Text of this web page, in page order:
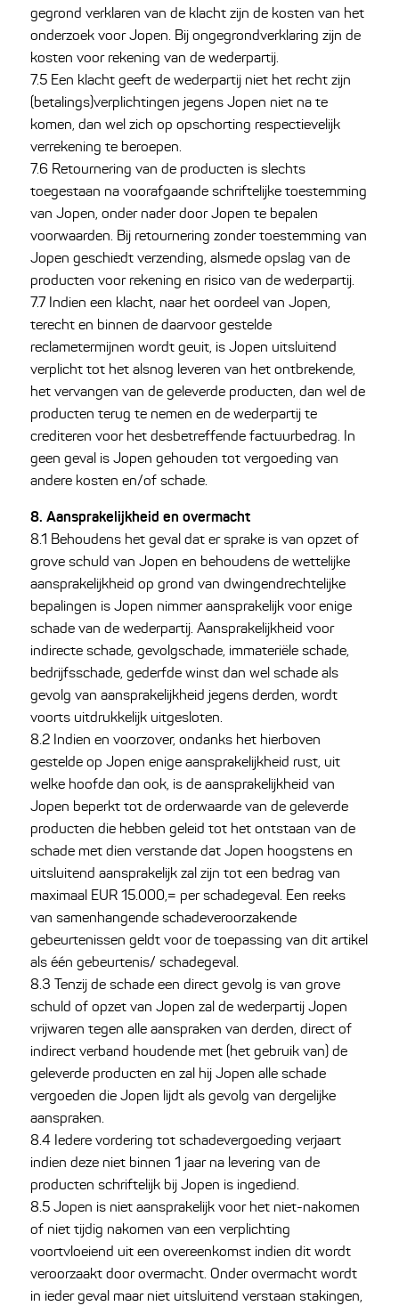
gegrond verklaren van de klacht zijn de kosten van het
onderzoek voor Jopen. Bij ongegrondverklaring zijn de
kosten voor rekening van de wederpartij.
7.5 Een klacht geeft de wederpartij niet het recht zijn
(betalings)verplichtingen jegens Jopen niet na te
komen, dan wel zich op opschorting respectievelijk
verrekening te beroepen.
7.6 Retournering van de producten is slechts
toegestaan na voorafgaande schriftelijke toestemming
van Jopen, onder nader door Jopen te bepalen
voorwaarden. Bij retournering zonder toestemming van
Jopen geschiedt verzending, alsmede opslag van de
producten voor rekening en risico van de wederpartij.
7.7 Indien een klacht, naar het oordeel van Jopen,
terecht en binnen de daarvoor gestelde
reclametermijnen wordt geuit, is Jopen uitsluitend
verplicht tot het alsnog leveren van het ontbrekende,
het vervangen van de geleverde producten, dan wel de
producten terug te nemen en de wederpartij te
crediteren voor het desbetreffende factuurbedrag. In
geen geval is Jopen gehouden tot vergoeding van
andere kosten en/of schade.
8. Aansprakelijkheid en overmacht
8.1 Behoudens het geval dat er sprake is van opzet of
grove schuld van Jopen en behoudens de wettelijke
aansprakelijkheid op grond van dwingendrechtelijke
bepalingen is Jopen nimmer aansprakelijk voor enige
schade van de wederpartij. Aansprakelijkheid voor
indirecte schade, gevolgschade, immateriële schade,
bedrijfsschade, gederfde winst dan wel schade als
gevolg van aansprakelijkheid jegens derden, wordt
voorts uitdrukkelijk uitgesloten.
8.2 Indien en voorzover, ondanks het hierboven
gestelde op Jopen enige aansprakelijkheid rust, uit
welke hoofde dan ook, is de aansprakelijkheid van
Jopen beperkt tot de orderwaarde van de geleverde
producten die hebben geleid tot het ontstaan van de
schade met dien verstande dat Jopen hoogstens en
uitsluitend aansprakelijk zal zijn tot een bedrag van
maximaal EUR 15.000,= per schadegeval. Een reeks
van samenhangende schadeveroorzakende
gebeurtenissen geldt voor de toepassing van dit artikel
als één gebeurtenis/ schadegeval.
8.3 Tenzij de schade een direct gevolg is van grove
schuld of opzet van Jopen zal de wederpartij Jopen
vrijwaren tegen alle aanspraken van derden, direct of
indirect verband houdende met (het gebruik van) de
geleverde producten en zal hij Jopen alle schade
vergoeden die Jopen lijdt als gevolg van dergelijke
aanspraken.
8.4 Iedere vordering tot schadevergoeding verjaart
indien deze niet binnen 1 jaar na levering van de
producten schriftelijk bij Jopen is ingediend.
8.5 Jopen is niet aansprakelijk voor het niet-nakomen
of niet tijdig nakomen van een verplichting
voortvloeiend uit een overeenkomst indien dit wordt
veroorzaakt door overmacht. Onder overmacht wordt
in ieder geval maar niet uitsluitend verstaan stakingen,